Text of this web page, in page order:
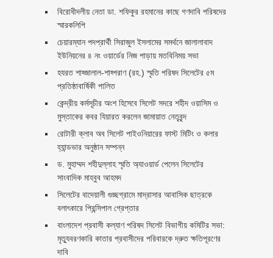
বিরোধীদলীয় নেতা ডা. শফিকুর রহমানের কাছে গণদাবি পরিষদের
স্মারকলিপি ‎
চেয়ারম্যান পদপ্রার্থী সিরাজুল ইসলামের সমর্থনে জালালাবাদ
ইউনিয়নের ৪ নং ওয়ার্ডের নিজ পাড়ায় মতবিনিময় সভা
হযরত শাহ্জালাল-শাহ্পরাণ (রহ.) স্মৃতি পরিষদ সিলেটের ৫ম
প্রতিষ্ঠাবার্ষিকী পালিত ‎​
কেন্দ্রীয় কর্মসূচীর অংশ হিসেবে সিলেট সদরে শহীদ ওয়াসিম ও
মুস্তাকের কবর যিয়ারত করলেন জামায়াত নেতৃবৃন্দ ‎
রোটারী ক্লাব অব সিলেট পাইওনিয়ারের ফাস্ট মিটিং ও কলার
হ্যান্ডভার অনুষ্ঠান সম্পন্ন
ড. মুহাম্মদ শহীদুল্লাহ স্মৃতি অ্যাওয়ার্ড পেলেন সিলেটের
সাংবাদিক মাহবুব আহমদ
সিলেটের বাদেয়ালী গুচ্ছগ্রামে মাদ্রাসার আবাসিক ছাত্রকে
বলাৎকারে প্রিন্সিপাল গ্রেপ্তার ‎
বাংলাদেশ প্রবাসী কল্যাণ পরিষদ সিলেট বিভাগীয় কমিটির সভা:
মৃত্যুবরণকারি কাতার প্রবাসীদের পরিবারকে দ্রুত ক্ষতিপূরণের
দাবি